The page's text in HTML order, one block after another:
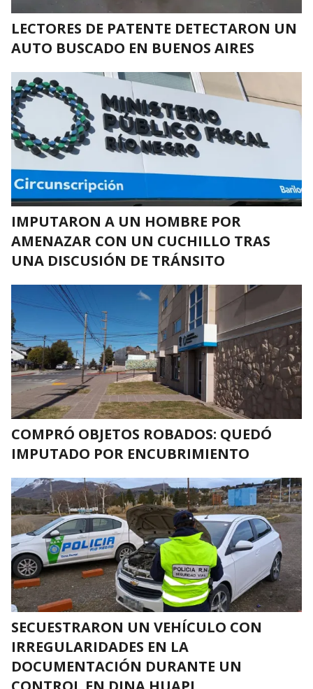
LECTORES DE PATENTE DETECTARON UN
AUTO BUSCADO EN BUENOS AIRES
IMPUTARON A UN HOMBRE POR
AMENAZAR CON UN CUCHILLO TRAS
UNA DISCUSIÓN DE TRÁNSITO
COMPRÓ OBJETOS ROBADOS: QUEDÓ
IMPUTADO POR ENCUBRIMIENTO
SECUESTRARON UN VEHÍCULO CON
IRREGULARIDADES EN LA
DOCUMENTACIÓN DURANTE UN